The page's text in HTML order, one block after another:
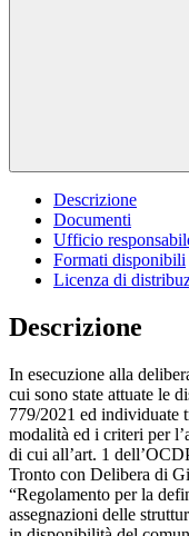
Descrizione
Documenti
Ufficio
Formati disponibili
Licenza di
Descrizione
In esecuzione alla
cui sono state attuate le
779/2021 ed individuate
modalità ed i criteri per
di cui all’art. 1
Tronto con Delibera di
“Regolamento per la
assegnazioni delle